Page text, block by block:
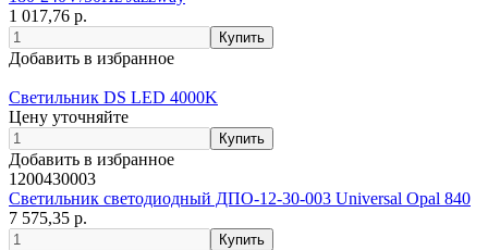
1 017,76 р.
Добавить в избранное
Светильник DS LED 4000K
Цену уточняйте
Добавить в избранное
1200430003
Светильник светодиодный ДПО-12-30-003 Universal Opal 840
7 575,35 р.